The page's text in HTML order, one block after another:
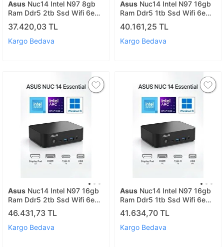
Asus Nuc14 Intel N97 8gb
Ram Ddr5 2tb Ssd Wifi 6e
2.5g Lan Vesa Freedos Mini
Pc Nuc14mnk97 A4
37.420,03 TL
Kargo Bedava
Asus Nuc14 Intel N97 16gb
Ram Ddr5 1tb Ssd Wifi 6e
2.5g Lan Vesa Freedos Mini
Pc Nuc14mnk97 A7
40.161,25 TL
Kargo Bedava
Asus Nuc14 Intel N97 16gb
Ram Ddr5 2tb Ssd Wifi 6e
2.5g Lan Vesa Win11pro Mini
Pc Nuc14mnk97 A16
46.431,73 TL
Kargo Bedava
Asus Nuc14 Intel N97 16gb
Ram Ddr5 1tb Ssd Wifi 6e
2.5g Lan Vesa Win11pro Mini
Pc Nuc14mnk97 A15
41.634,70 TL
Kargo Bedava